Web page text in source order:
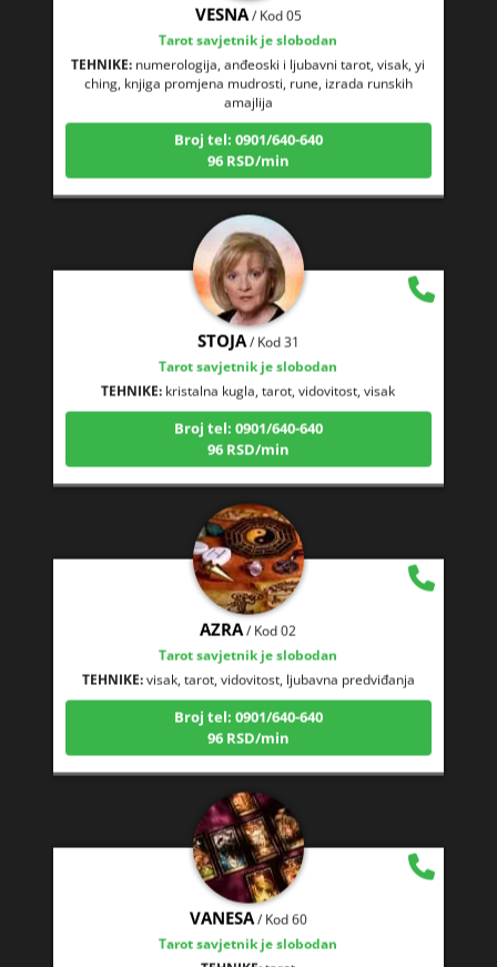
Tarot savjetnik je slobodan
numerologija, anđeoski i ljubavni tarot, visak, yi
ching, knjiga promjena mudrosti, rune, izrada runskih
amajlija
Broj tel: 0901/640-640
96 RSD/min
STOJA/ Kod 31
Tarot savjetnik je slobodan
TEHNIKE:kristalna kugla, tarot, vidovitost, visak
Broj tel: 0901/640-640
96 RSD/min
AZRA/ Kod 02
Tarot savjetnik je slobodan
visak, tarot, vidovitost, ljubavna predviđanja
Broj tel: 0901/640-640
96 RSD/min
VANESA/ Kod 60
Tarot savjetnik je slobodan
TEHNIKE:tarot